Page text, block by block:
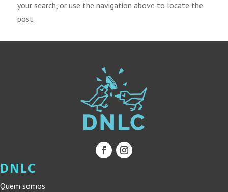
your search, or use the navigation above to locate the
post.
DNLC
Quem somos